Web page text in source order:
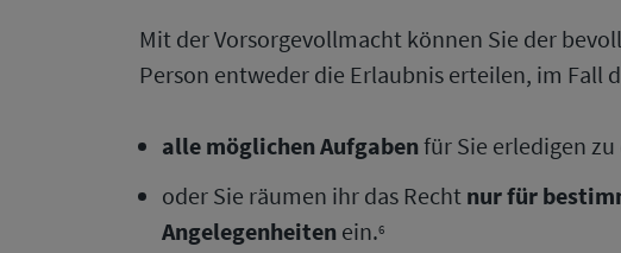
Mit der Vorsorgevollmacht können Sie der
Person entweder die Erlaubnis erteilen, im Fall
alle möglichen Aufgabenfür Sie erledigen
oder Sie räumen ihr das Recht nur für
Angelegenheiten ein.6